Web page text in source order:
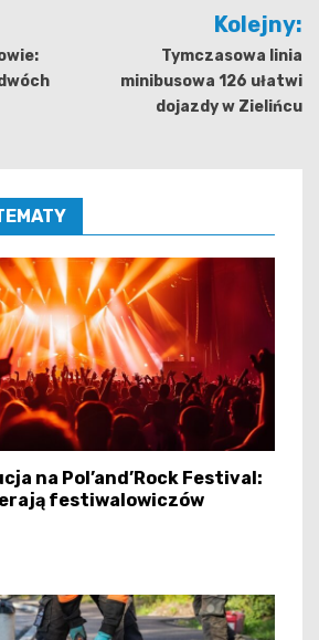
Kolejny:
Tymczasowa linia
minibusowa 126 ułatwi
dojazdy w Zielińcu
na Pol’and’Rock Festival:
festiwalowiczów